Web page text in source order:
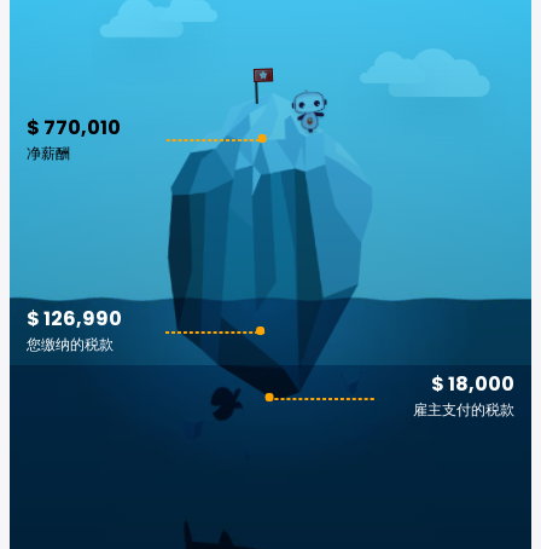
$ 770,010
净薪酬
$ 18,000
雇主支付的税款
$ 126,990
您缴纳的税款